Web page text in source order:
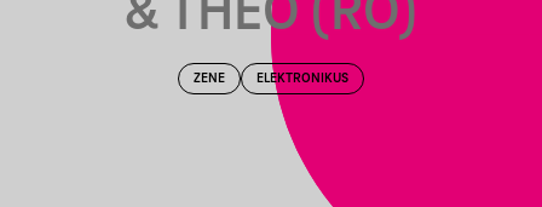
& THEO (RO)
ZENE ELEKTRONIKUS